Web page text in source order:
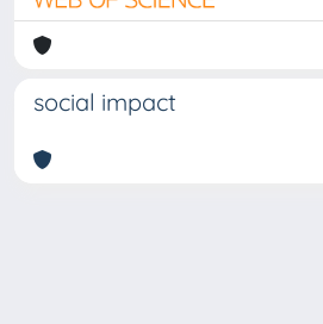
social impact